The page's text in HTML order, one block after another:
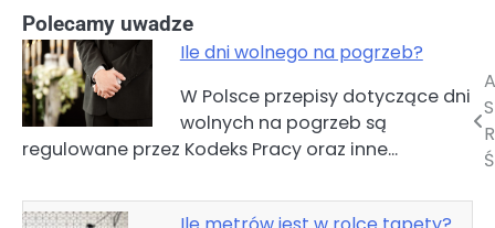
Polecamy uwadze
Ile dni wolnego na pogrzeb?
W Polsce przepisy dotyczące dni
wolnych na pogrzeb są
regulowane przez Kodeks Pracy oraz inne…
Nawigacja
wpisu